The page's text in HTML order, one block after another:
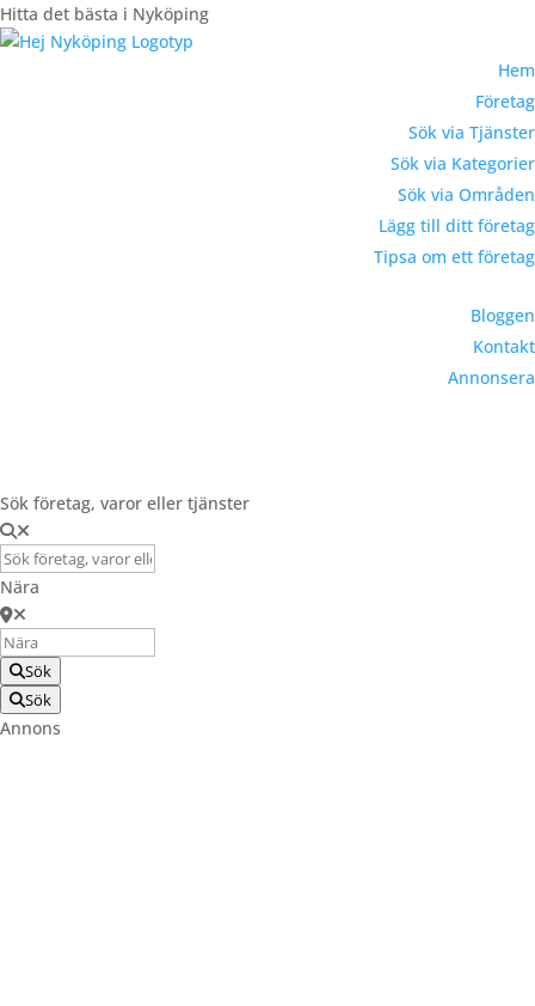
Hitta det bästa i Nyköping
Hem
Företag
Sök via Tjänster
Sök via Kategorier
Sök via Områden
Lägg till ditt företag
Tipsa om ett företag
Bloggen
Kontakt
Annonsera
Sök företag, varor eller tjänster
Nära
Sök
Sök
Annons